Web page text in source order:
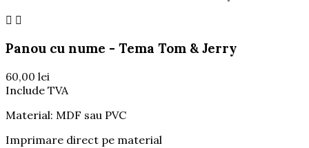
 
Panou cu nume - Tema Tom & Jerry
60,00 lei
Include TVA
Material: MDF sau PVC
Imprimare direct pe material